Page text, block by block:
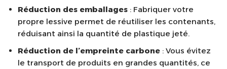
Réduction des emballages : Fabriquer votre
propre lessive permet de réutiliser les contenants,
réduisant ainsi la quantité de plastique jeté.
Réduction de l’empreinte carbone : Vous évitez
le transport de produits en grandes quantités, ce